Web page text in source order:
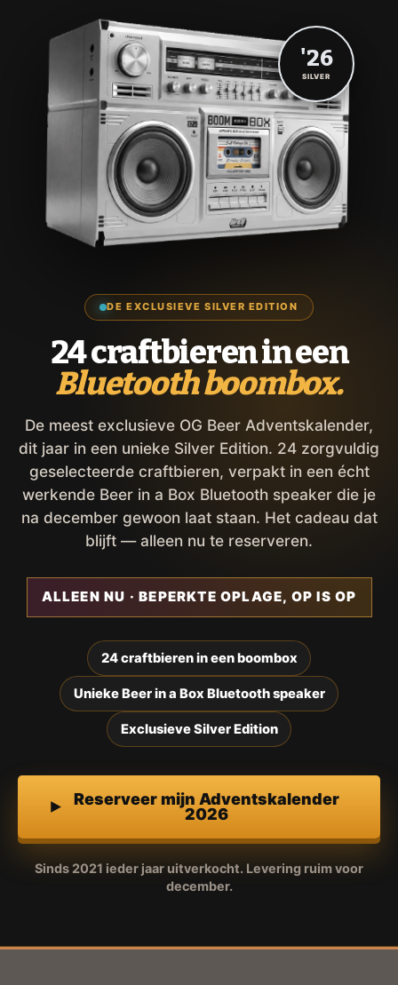
DE EXCLUSIEVE SILVER EDITION
24 craftbieren in een
Bluetooth boombox.
De meest exclusieve OG Beer Adventskalender,
dit jaar in een unieke Silver Edition. 24 zorgvuldig
geselecteerde craftbieren, verpakt in een écht
werkende Beer in a Box Bluetooth speaker die je
na december gewoon laat staan. Het cadeau dat
blijft — alleen nu te reserveren.
ALLEEN NU · BEPERKTE OPLAGE, OP IS OP
24 craftbieren in een boombox
Unieke Beer in a Box Bluetooth speaker
Exclusieve Silver Edition
Reserveer mijn Adventskalender
2026
Sinds 2021 ieder jaar uitverkocht. Levering ruim voor
december.
'26
SILVER